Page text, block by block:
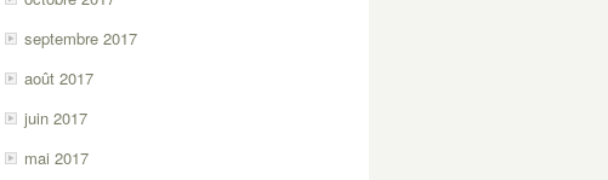
septembre 2017
août 2017
juin 2017
mai 2017